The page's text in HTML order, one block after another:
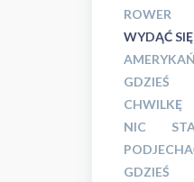
ROWER
WYDĄĆ SIĘ
GDZIEŚ
CHWILKĘ
NIC
GDZIEŚ